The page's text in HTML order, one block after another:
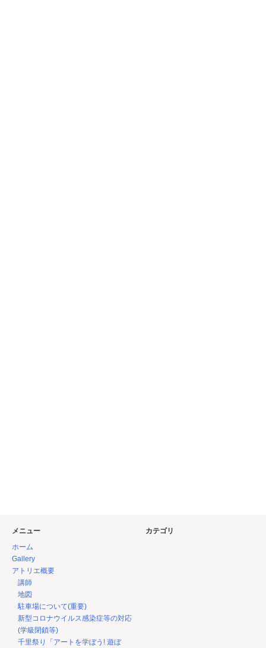
メニュー
ホーム
Gallery
アトリエ概要
講師
地図
駐車場について(重要)
新型コロナウイルス感染症等の対応
(学級閉鎖等)
千里祭り「アートを学ぼう! 遊ぼ
カテゴリ